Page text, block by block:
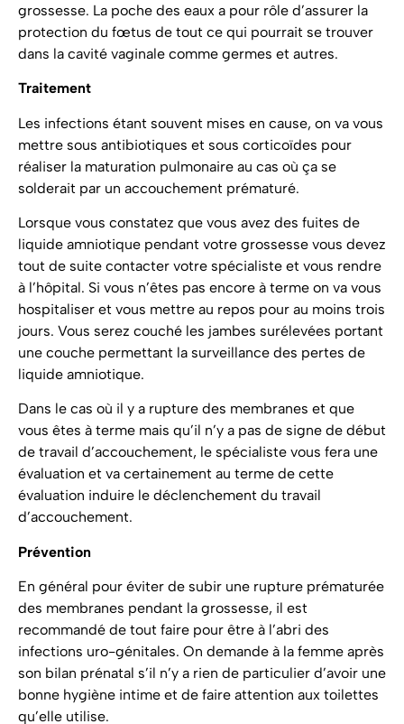
grossesse. La poche des eaux a pour rôle d’assurer la
protection du fœtus de tout ce qui pourrait se trouver
dans la cavité vaginale comme germes et autres.
Traitement
Les infections étant souvent mises en cause, on va vous
mettre sous antibiotiques et sous corticoïdes pour
réaliser la maturation pulmonaire au cas où ça se
solderait par un accouchement prématuré.
Lorsque vous constatez que vous avez des fuites de
liquide amniotique pendant votre grossesse vous devez
tout de suite contacter votre spécialiste et vous rendre
à l’hôpital. Si vous n’êtes pas encore à terme on va vous
hospitaliser et vous mettre au repos pour au moins trois
jours. Vous serez couché les jambes surélevées portant
une couche permettant la surveillance des pertes de
liquide amniotique.
Dans le cas où il y a rupture des membranes et que
vous êtes à terme mais qu’il n’y a pas de signe de début
de travail d’accouchement, le spécialiste vous fera une
évaluation et va certainement au terme de cette
évaluation induire le déclenchement du travail
d’accouchement.
Prévention
En général pour éviter de subir une rupture prématurée
des membranes pendant la grossesse, il est
recommandé de tout faire pour être à l’abri des
infections uro-génitales. On demande à la femme après
son bilan prénatal s’il n’y a rien de particulier d’avoir une
bonne hygiène intime et de faire attention aux toilettes
qu’elle utilise.